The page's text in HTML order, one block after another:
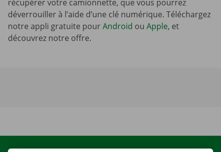
récupérer votre camionnette, que vous pourrez
déverrouiller à l’aide d’une clé numérique. Téléchargez
notre appli gratuite pourAndroid ou Apple, et
découvrez notre offre.